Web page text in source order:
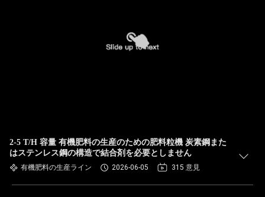
2-5 T/H 容量 有機肥料の生産のための肥料粒機 炭素鋼また
はステンレス鋼の構造で結合剤を必要としません
有機肥料の生産ライン 2026-06-05 315 意見